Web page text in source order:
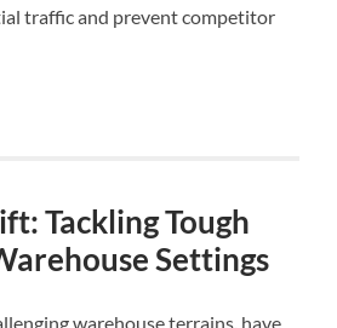
traffic and prevent competitor
Tackling Tough
Settings
warehouse terrains, have